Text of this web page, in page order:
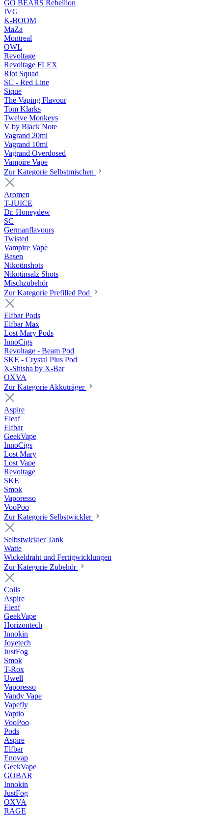
GO BEARS Rebellion
IVG
K-BOOM
MaZa
Montreal
OWL
Revoltage
Revoltage FLEX
Riot Squad
SC - Red Line
Sique
The Vaping Flavour
Tom Klarks
Twelve Monkeys
V by Black Note
Vagrand 20ml
Vagrand 10ml
Vagrand Overdosed
Vampire Vape
Zur Kategorie Selbstmischen
Aromen
T-JUICE
Dr. Honeydew
SC
Germanflavours
Twisted
Vampire Vape
Basen
Nikotinshots
Nikotinsalz Shots
Mischzubehör
Zur Kategorie Prefilled Pod
Elfbar Pods
Elfbar Max
Lost Mary Pods
InnoCigs
Revoltage - Beam Pod
SKE - Crystal Plus Pod
X-Shisha by X-Bar
OXVA
Zur Kategorie Akkuträger
Aspire
Eleaf
Elfbar
GeekVape
InnoCigs
Lost Mary
Lost Vape
Revoltage
SKE
Smok
Vaporesso
VooPoo
Zur Kategorie Selbstwickler
Selbstwickler Tank
Watte
Wickeldraht und Fertigwicklungen
Zur Kategorie Zubehör
Coils
Aspire
Eleaf
GeekVape
Horizontech
Innokin
Joyetech
JustFog
Smok
T-Rox
Uwell
Vaporesso
Vandy Vape
Vapefly
Vaptio
VooPoo
Pods
Aspire
Elfbar
Enovap
GeekVape
GOBAR
Innokin
JustFog
OXVA
RAGE